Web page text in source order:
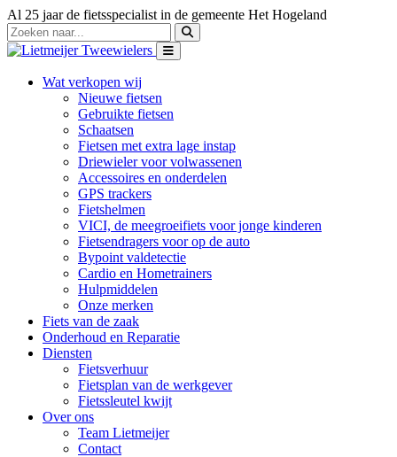
Al 25 jaar de fietsspecialist in de gemeente Het Hogeland
Wat verkopen wij
Nieuwe fietsen
Gebruikte fietsen
Schaatsen
Fietsen met extra lage instap
Driewieler voor volwassenen
Accessoires en onderdelen
GPS trackers
Fietshelmen
VICI, de meegroeifiets voor jonge kinderen
Fietsendragers voor op de auto
Bypoint valdetectie
Cardio en Hometrainers
Hulpmiddelen
Onze merken
Fiets van de zaak
Onderhoud en Reparatie
Diensten
Fietsverhuur
Fietsplan van de werkgever
Fietssleutel kwijt
Over ons
Team Lietmeijer
Contact